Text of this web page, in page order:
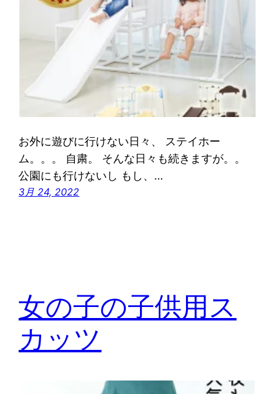
お外に遊びに行けない日々、 ステイホー
ム。。。 自粛。 そんな日々も続きますが。。
公園にも行けないし もし、…
3月 24, 2022
女の子の子供用ス
カッツ